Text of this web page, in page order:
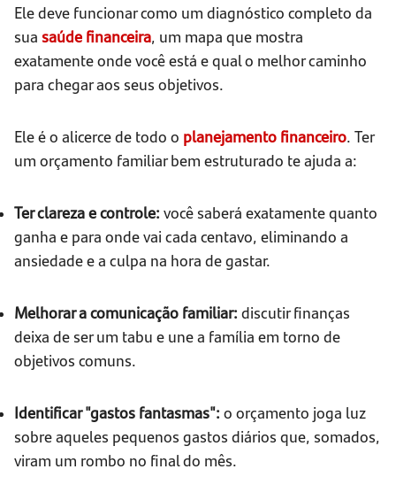
Ele deve funcionar como um diagnóstico completo da
sua saúde financeira, um mapa que mostra
exatamente onde você está e qual o melhor caminho
para chegar aos seus objetivos.
Ele é o alicerce de todo o planejamento financeiro. Ter
um orçamento familiar bem estruturado te ajuda a:
Ter clareza e controle: você saberá exatamente quanto
ganha e para onde vai cada centavo, eliminando a
ansiedade e a culpa na hora de gastar.
Melhorar a comunicação familiar: discutir finanças
deixa de ser um tabu e une a família em torno de
objetivos comuns.
Identificar "gastos fantasmas": o orçamento joga luz
sobre aqueles pequenos gastos diários que, somados,
viram um rombo no final do mês.